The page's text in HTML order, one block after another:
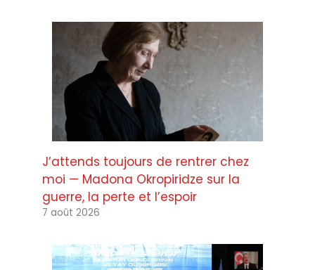
J’attends toujours de rentrer chez
moi — Madona Okropiridze sur la
guerre, la perte et l’espoir
7 août 2026